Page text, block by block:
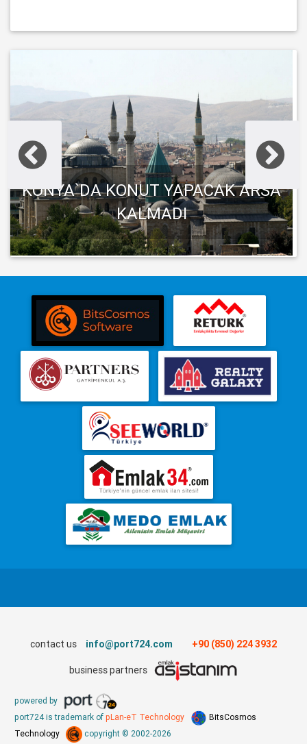
KONYA`DA KONUT YAPACAK ARSA
KALMADI
contact us info@port724.com +90 (850) 224 3932
business partners
powered by
port724 is trademark of pLan-eT Technology
BitsCosmos
Technology
copyright © 2002-2026